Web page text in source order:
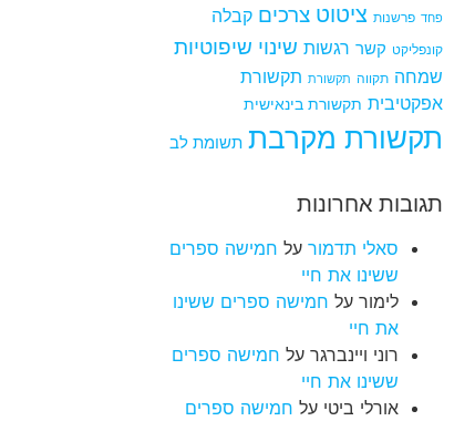
פחד פרשנות ציטוט צרכים קבלה
קונפליקט קשר רגשות שינוי שיפוטיות
שמחה תקווה תקשורת תקשורת
אפקטיבית תקשורת בינאישית
תקשורת מקרבת תשומת לב
תגובות אחרונות
סאלי תדמור על חמישה ספרים
ששינו את חיי
לימור על חמישה ספרים ששינו
את חיי
רוני ויינברגר על חמישה ספרים
ששינו את חיי
אורלי ביטי על חמישה ספרים